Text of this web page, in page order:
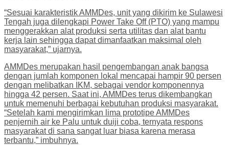
“Sesuai karakteristik AMMDes, unit yang dikirim ke Sulawesi
Tengah juga dilengkapi Power Take Off (PTO) yang mampu
menggerakkan alat produksi serta utilitas dan alat bantu
kerja lain sehingga dapat dimanfaatkan maksimal oleh
masyarakat,” ujarnya.
AMMDes merupakan hasil pengembangan anak bangsa
dengan jumlah komponen lokal mencapai hampir 90 persen
dengan melibatkan IKM, sebagai vendor komponennya
hingga 42 persen. Saat ini, AMMDes terus dikembangkan
untuk memenuhi berbagai kebutuhan produksi masyarakat.
“Setelah kami mengirimkan lima prototipe AMMDes
penjernih air ke Palu untuk duiji coba, ternyata respons
masyarakat di sana sangat luar biasa karena merasa
terbantu,” imbuhnya.